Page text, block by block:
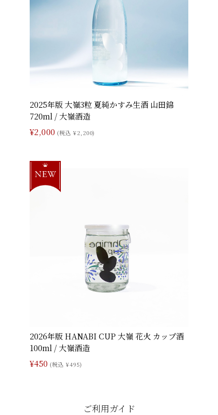
2025年版 大嶺3粒 夏純かすみ生酒 山田錦
720ml / 大嶺酒造
¥2,000 (税込 ¥2,200)
2026年版 HANABI CUP 大嶺 花火 カップ酒
100ml / 大嶺酒造
¥450 (税込 ¥495)
ご利用ガイド